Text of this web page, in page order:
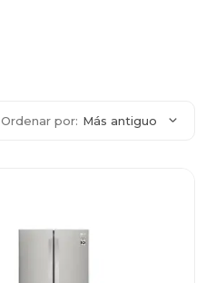
Ordenar por: Más antiguo